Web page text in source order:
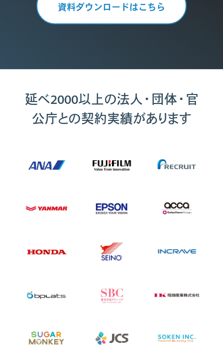
資料ダウンロードはこちら
延べ2000以上の法人・団体・官
公庁との契約実績があります